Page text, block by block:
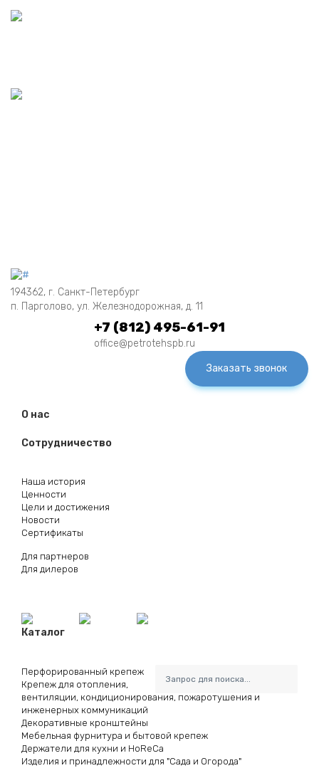
194362, г. Санкт-Петербург
п. Парголово, ул. Железнодорожная, д. 11
+7 (812) 495-61-91
office@petrotehspb.ru
Заказать звонок
О нас
Сотрудничество
Наша история
Ценности
Цели и достижения
Новости
Сертификаты
Для партнеров
Для дилеров
Каталог
Перфорированный крепеж
Крепеж для отопления,
вентиляции, кондиционирования, пожаротушения и
инженерных коммуникаций
Декоративные кронштейны
Мебельная фурнитура и бытовой крепеж
Держатели для кухни и HoReCa
Изделия и принадлежности для "Сада и Огорода"